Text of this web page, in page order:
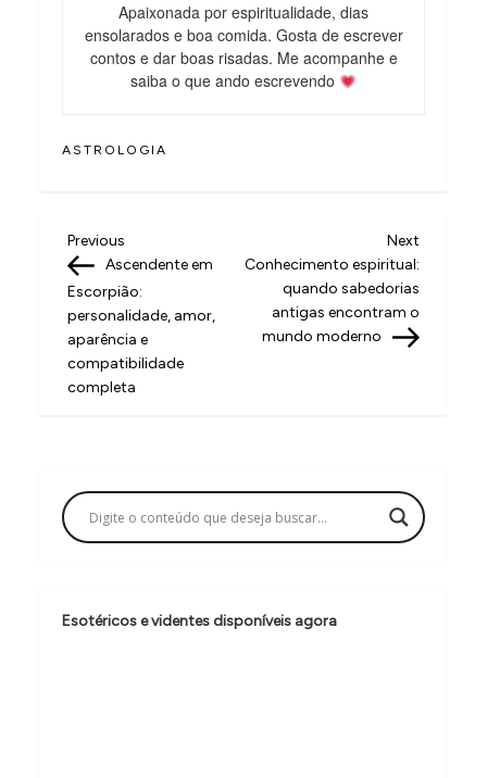
Apaixonada por espiritualidade, dias
ensolarados e boa comida. Gosta de escrever
contos e dar boas risadas. Me acompanhe e
saiba o que ando escrevendo
ASTROLOGIA
N
a
v
e
g
ã
o
e
P
Previous
Post
Previous
Ascendente em
Escorpião:
personalidade, amor,
aparência e
compatibilidade
completa
Next
Post
Next
Conhecimento espiritual:
quando sabedorias
antigas encontram o
mundo moderno
Esotéricos e videntes disponíveis agora